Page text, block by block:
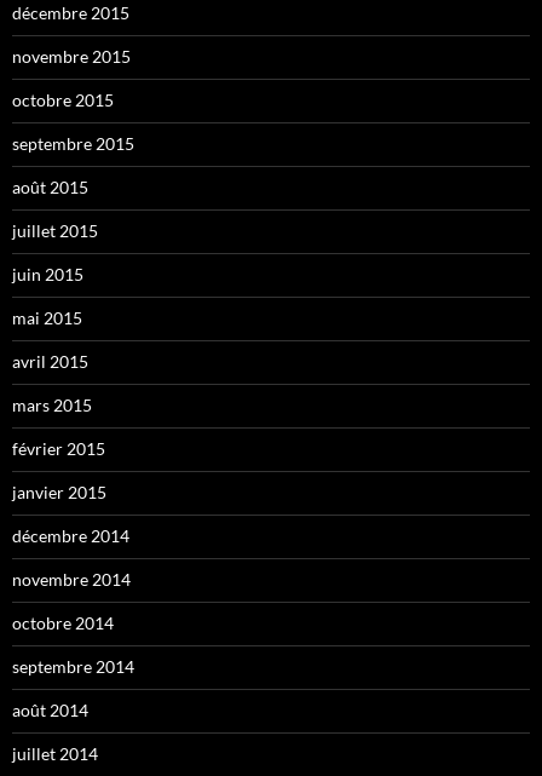
décembre 2015
novembre 2015
octobre 2015
septembre 2015
août 2015
juillet 2015
juin 2015
mai 2015
avril 2015
mars 2015
février 2015
janvier 2015
décembre 2014
novembre 2014
octobre 2014
septembre 2014
août 2014
juillet 2014